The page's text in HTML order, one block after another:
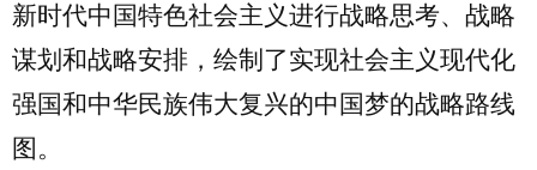
新时代中国特色社会主义进行战略思考、战略
谋划和战略安排，绘制了实现社会主义现代化
强国和中华民族伟大复兴的中国梦的战略路线
图。